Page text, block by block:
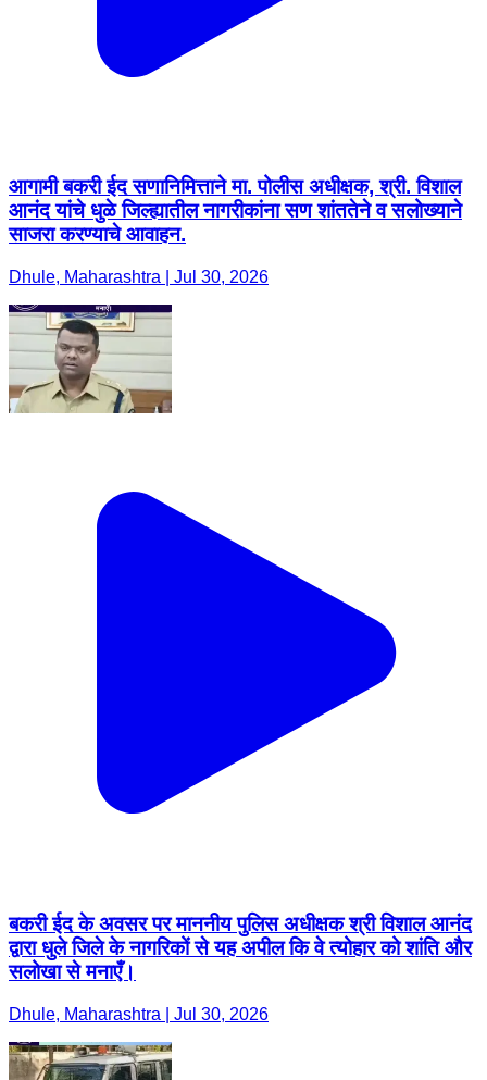
आगामी बकरी ईद सणानिमित्ताने मा. पोलीस अधीक्षक, श्री. विशाल
आनंद यांचे धुळे जिल्ह्यातील नागरीकांना सण शांततेने व सलोख्याने
साजरा करण्याचे आवाहन.
Dhule, Maharashtra | Jul 30, 2026
बकरी ईद के अवसर पर माननीय पुलिस अधीक्षक श्री विशाल आनंद
द्वारा धुले जिले के नागरिकों से यह अपील कि वे त्योहार को शांति और
सलोखा से मनाएँ।
Dhule, Maharashtra | Jul 30, 2026